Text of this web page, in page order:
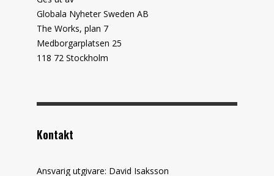
Globala Nyheter Sweden AB
The Works, plan 7
Medborgarplatsen 25
118 72 Stockholm
Kontakt
Ansvarig utgivare: David Isaksson